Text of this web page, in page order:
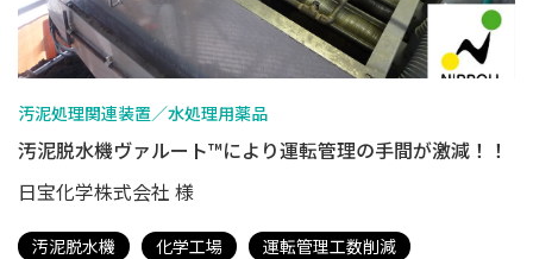
汚泥処理関連装置／水処理用薬品
汚泥脱水機ヴァルート™により運転管理の手間が激減！！
日宝化学株式会社 様
汚泥脱水機 化学工場
運転管理工数削減